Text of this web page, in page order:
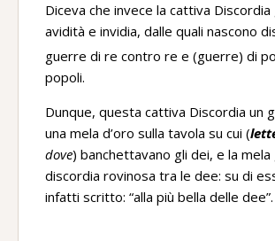
Diceva che invece la cattiva Discordia
avidità e invidia, dalle quali nascono
guerre di re contro re e (guerre) di
popoli.
Dunque, questa cattiva Discordia un
una mela d’oro sulla tavola su cui (
dove) banchettavano gli dei, e la mela
discordia rovinosa tra le dee: su di
infatti scritto: “alla più bella delle dee”.